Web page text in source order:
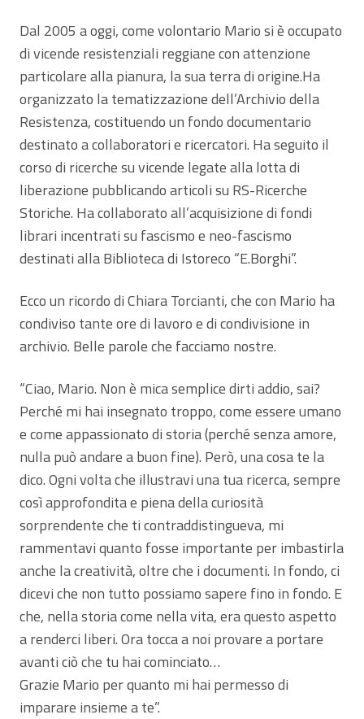
Dal 2005 a oggi, come volontario Mario si è occupato
di vicende resistenziali reggiane con attenzione
particolare alla pianura, la sua terra di origine.Ha
organizzato la tematizzazione dell’Archivio della
Resistenza, costituendo un fondo documentario
destinato a collaboratori e ricercatori. Ha seguito il
corso di ricerche su vicende legate alla lotta di
liberazione pubblicando articoli su RS-Ricerche
Storiche. Ha collaborato all’acquisizione di fondi
librari incentrati su fascismo e neo-fascismo
destinati alla Biblioteca di Istoreco “E.Borghi”.
Ecco un ricordo di Chiara Torcianti, che con Mario ha
condiviso tante ore di lavoro e di condivisione in
archivio. Belle parole che facciamo nostre.
“Ciao, Mario. Non è mica semplice dirti addio, sai?
Perché mi hai insegnato troppo, come essere umano
e come appassionato di storia (perché senza amore,
nulla può andare a buon fine). Però, una cosa te la
dico. Ogni volta che illustravi una tua ricerca, sempre
così approfondita e piena della curiosità
sorprendente che ti contraddistingueva, mi
rammentavi quanto fosse importante per imbastirla
anche la creatività, oltre che i documenti. In fondo, ci
dicevi che non tutto possiamo sapere fino in fondo. E
che, nella storia come nella vita, era questo aspetto
a renderci liberi. Ora tocca a noi provare a portare
avanti ciò che tu hai cominciato…
Grazie Mario per quanto mi hai permesso di
imparare insieme a te”.